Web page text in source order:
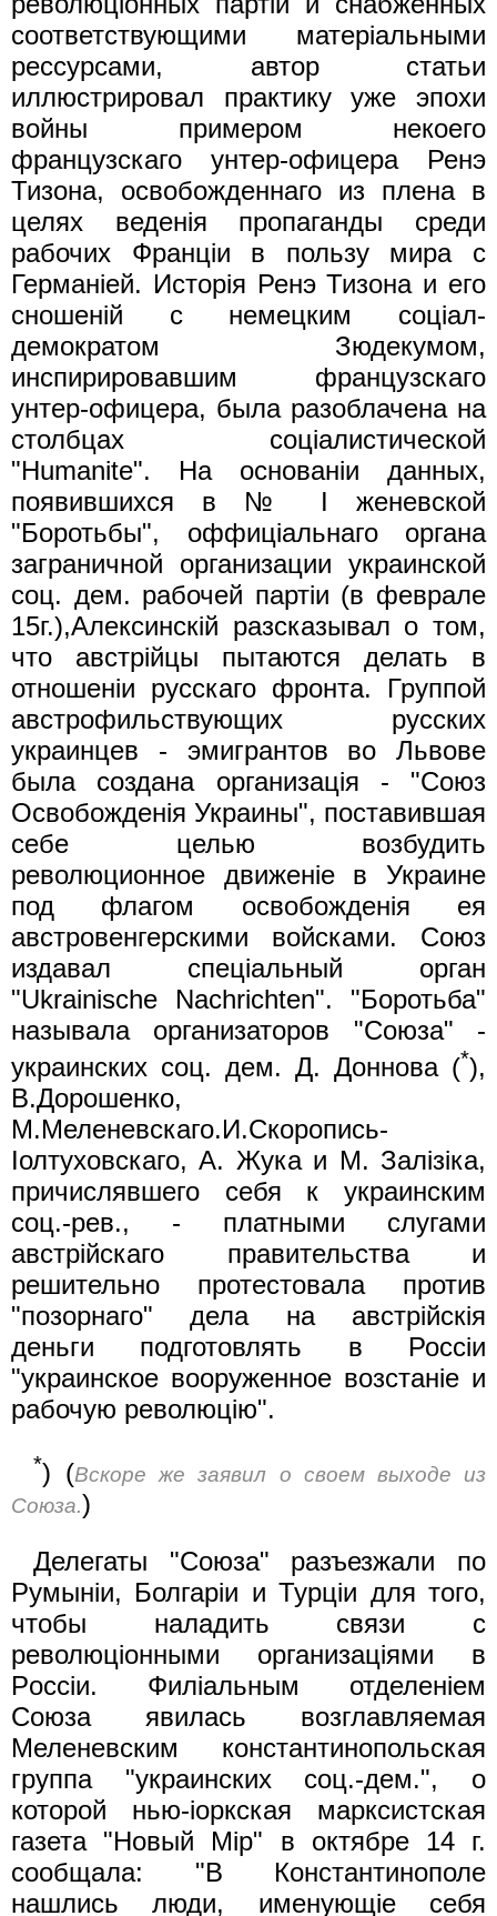
соответствующими матерiальными
рессурсами, автор статьи
иллюстрировал практику уже эпохи
войны примером некоего
французскаго унтер-офицера Ренэ
Тизона, освобожденнаго из плена в
целях веденiя пропаганды среди
рабочих Францiи в пользу мира с
Германiей. Исторiя Ренэ Тизона и его
сношенiй с немецким соцiал-
демократом Зюдекумом,
инспирировавшим французскаго
унтер-офицера, была разоблачена на
столбцах соцiалистической
"Humanite". На основанiи данных,
появившихся в № I женевской
"Боротьбы", оффицiальнаго органа
заграничной организации украинской
соц. дем. рабочей партiи (в феврале
15г.),Алексинскiй разсказывал о том,
что австрiйцы пытаются делать в
отношенiи русскаго фронта. Группой
австрофильствующих русских
украинцев - эмигрантов во Львове
была создана организацiя - "Союз
Освобожденiя Украины", поставившая
себе целью возбудить
революционное движенiе в Украине
под флагом освобожденiя ея
австровенгерскими войсками. Союз
издавал спецiальный орган
"Ukrainische Nachrichten". "Боротьба"
называла организаторов "Союза" -
украинских соц. дем. Д. Доннова (*),
В.Дорошенко,
М.Меленевскаго.И.Скоропись-
Iолтуховскаго, А. Жука и М. Залiзiка,
причислявшего себя к украинским
соц.-рев., - платными слугами
австрiйскаго правительства и
решительно протестовала против
"позорнаго" дела на австрiйскiя
деньги подготовлять в Россiи
"украинское вооруженное возстанiе и
рабочую революцiю".
*) (Вскоре же заявил о своем выходе из
Союза.)
Делегаты "Союза" разъезжали по
Румынiи, Болгарiи и Турцiи для того,
чтобы наладить связи с
революцiонными организацiями в
Pocciи. Филiальным отделенieм
Союза явилась возглавляемая
Меленевским константинопольская
группа "украинских соц.-дем.", о
которой нью-iоркская марксистская
газета "Новый Mip" в октябре 14 г.
сообщала: "В Константинополе
нашлись люди, именующiе себя